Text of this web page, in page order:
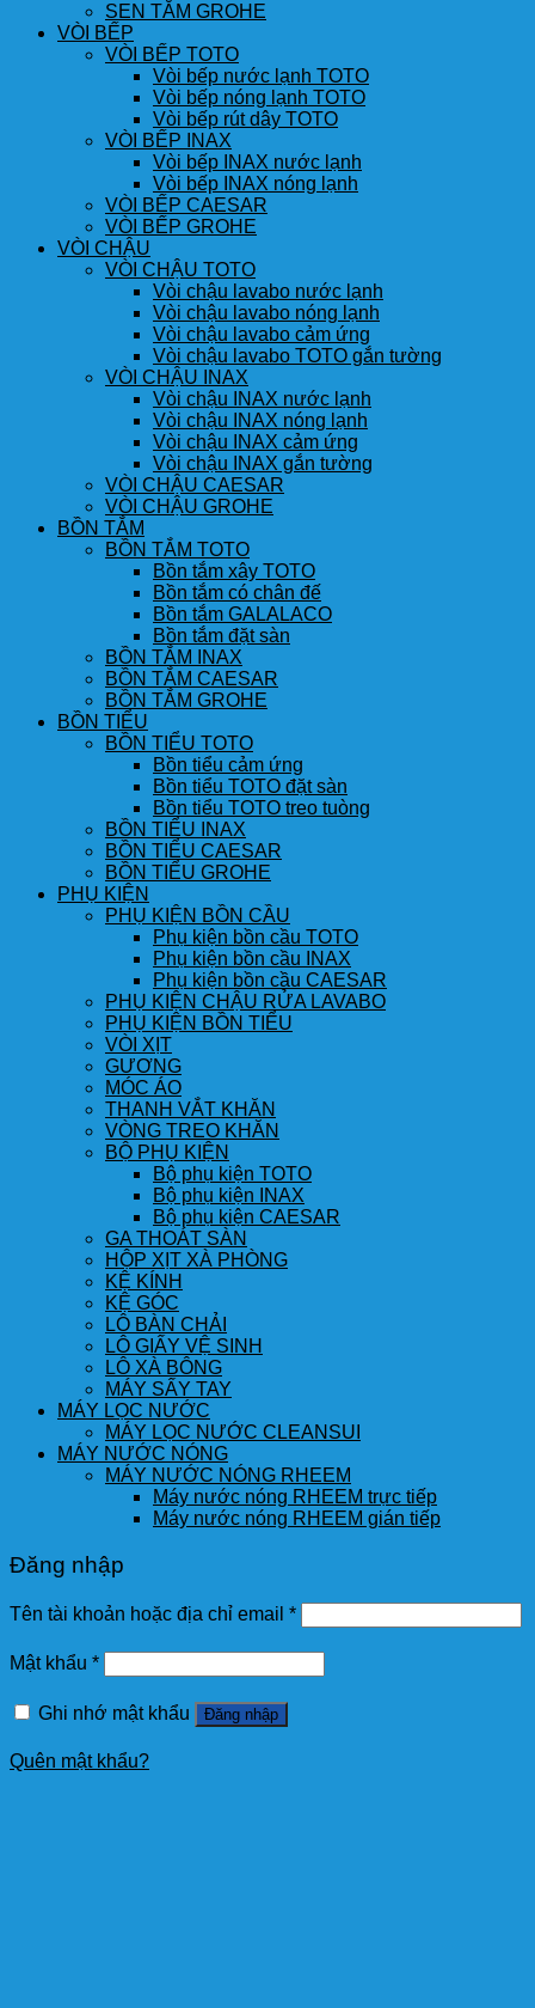
SEN TẮM GROHE
VÒI BẾP
VÒI BẾP TOTO
Vòi bếp nước lạnh TOTO
Vòi bếp nóng lạnh TOTO
Vòi bếp rút dây TOTO
VÒI BẾP INAX
Vòi bếp INAX nước lạnh
Vòi bếp INAX nóng lạnh
VÒI BẾP CAESAR
VÒI BẾP GROHE
VÒI CHẬU
VÒI CHẬU TOTO
Vòi chậu lavabo nước lạnh
Vòi chậu lavabo nóng lạnh
Vòi chậu lavabo cảm ứng
Vòi chậu lavabo TOTO gắn tường
VÒI CHẬU INAX
Vòi chậu INAX nước lạnh
Vòi chậu INAX nóng lạnh
Vòi chậu INAX cảm ứng
Vòi chậu INAX gắn tường
VÒI CHẬU CAESAR
VÒI CHẬU GROHE
BỒN TẮM
BỒN TẮM TOTO
Bồn tắm xây TOTO
Bồn tắm có chân đế
Bồn tắm GALALACO
Bồn tắm đặt sàn
BỒN TẮM INAX
BỒN TẮM CAESAR
BỒN TẮM GROHE
BỒN TIỂU
BỒN TIỂU TOTO
Bồn tiểu cảm ứng
Bồn tiểu TOTO đặt sàn
Bồn tiểu TOTO treo tuòng
BỒN TIỂU INAX
BỒN TIỂU CAESAR
BỒN TIỂU GROHE
PHỤ KIỆN
PHỤ KIỆN BỒN CẦU
Phụ kiện bồn cầu TOTO
Phụ kiện bồn cầu INAX
Phụ kiện bồn cầu CAESAR
PHỤ KIỆN CHẬU RỬA LAVABO
PHỤ KIỆN BỒN TIỂU
VÒI XỊT
GƯƠNG
MÓC ÁO
THANH VẮT KHĂN
VÒNG TREO KHĂN
BỘ PHỤ KIỆN
Bộ phụ kiện TOTO
Bộ phụ kiện INAX
Bộ phụ kiện CAESAR
GA THOÁT SÀN
HỘP XỊT XÀ PHÒNG
KỆ KÍNH
KỆ GÓC
LÔ BÀN CHẢI
LÔ GIẤY VỆ SINH
LÔ XÀ BÔNG
MÁY SẤY TAY
MÁY LỌC NƯỚC
MÁY LỌC NƯỚC CLEANSUI
MÁY NƯỚC NÓNG
MÁY NƯỚC NÓNG RHEEM
Máy nước nóng RHEEM trực tiếp
Máy nước nóng RHEEM gián tiếp
Đăng nhập
Tên tài khoản hoặc địa chỉ email *
Mật khẩu *
Ghi nhớ mật khẩu Đăng nhập
Quên mật khẩu?